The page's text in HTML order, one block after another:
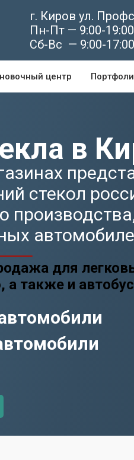
г. Киров ул.
Пн-Пт — 9:00-19:00
Сб-Вс — 9:00-17:00
центр
в
стекол
для
а также и